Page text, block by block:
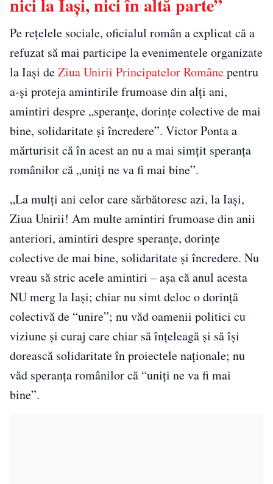
Pe rețelele sociale, oficialul român a explicat că a
refuzat să mai participe la evenimentele organizate
la Iași deZiua Unirii Principatelor Românepentru
a-și proteja amintirile frumoase din alți ani,
amintiri despre „speranțe, dorințe colective de mai
bine, solidaritate și încredere”. Victor Ponta a
mărturisit că în acest an nu a mai simțit speranța
românilor că „uniți ne va fi mai bine”.
„La mulți ani celor care sărbătoresc azi, la Iași,
Ziua Unirii! Am multe amintiri frumoase din anii
anteriori, amintiri despre speranțe, dorințe
colective de mai bine, solidaritate și încredere. Nu
vreau să stric acele amintiri – așa că anul acesta
NU merg la Iași; chiar nu simt deloc o dorință
colectivă de “unire”; nu văd oamenii politici cu
viziune și curaj care chiar să înțeleagă și să își
dorească solidaritate în proiectele naționale; nu
văd speranța românilor că “uniți ne va fi mai
bine”.